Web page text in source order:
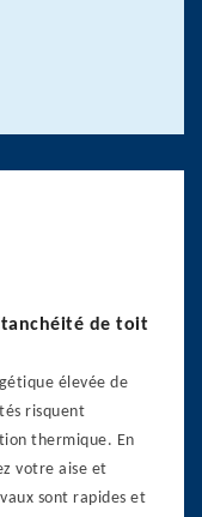
de toit
élevée de
risquent
thermique. En
votre aise et
sont rapides et